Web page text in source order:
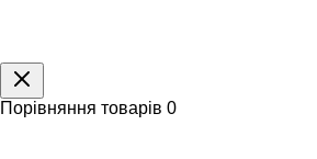
Порівняння товарів 0